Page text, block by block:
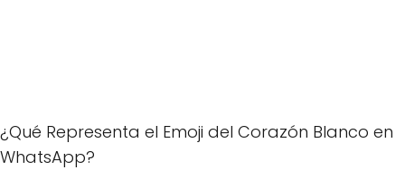
¿Qué Representa el Emoji del Corazón Blanco en
WhatsApp?